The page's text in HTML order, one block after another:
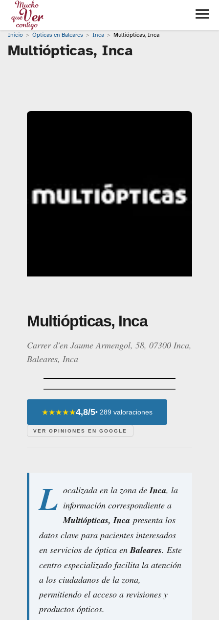
Inicio Ópticas en Baleares Inca Multiópticas, Inca
Multiópticas, Inca
Multiópticas, Inca
Carrer d'en Jaume Armengol, 58, 07300 Inca,
Baleares, Inca
★★★★★4,8/5• 289 valoraciones
VER OPINIONES EN GOOGLE
L ocalizada en la zona deInca, la
información correspondiente a
Multiópticas, Inca presenta los
datos clave para pacientes interesados
en servicios de óptica enBaleares. Este
centro especializado facilita la atención
a los ciudadanos de la zona,
permitiendo el acceso a revisiones y
productos ópticos.